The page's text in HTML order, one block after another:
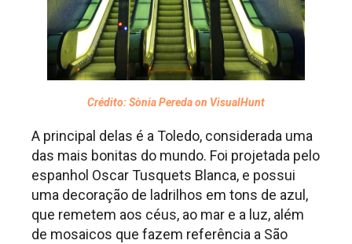
Crédito: Sònia Pereda on VisualHunt
A principal delas é a Toledo, considerada uma
das mais bonitas do mundo. Foi projetada pelo
espanhol Oscar Tusquets Blanca, e possui
uma decoração de ladrilhos em tons de azul,
que remetem aos céus, ao mar e a luz, além
de mosaicos que fazem referência a São